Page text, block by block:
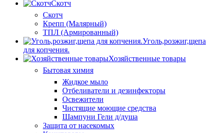
Скотч
Скотч
Крепп (Малярный)
ТПЛ (Армированный)
Уголь,розжиг,щепа
для копчения.
Хозяйственные товары
Бытовая химия
Жидкое мыло
Отбеливатели и дезинфекторы
Освежители
Чистящие моющие средства
Шампуни Гели д/душа
Защита от насекомых